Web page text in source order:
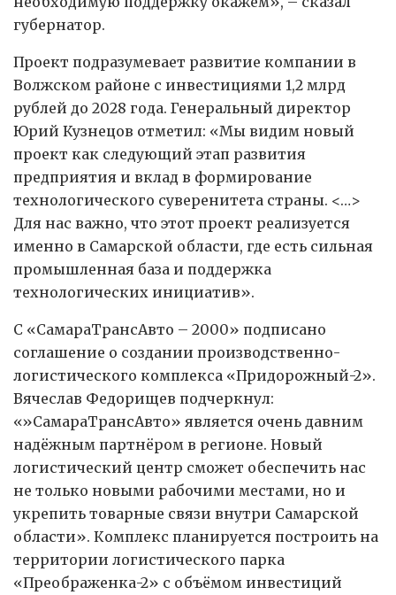
губернатор.
Проект подразумевает развитие компании в
Волжском районе с инвестициями 1,2 млрд
рублей до 2028 года. Генеральный директор
Юрий Кузнецов отметил: «Мы видим новый
проект как следующий этап развития
предприятия и вклад в формирование
технологического суверенитета страны. <…>
Для нас важно, что этот проект реализуется
именно в Самарской области, где есть сильная
промышленная база и поддержка
технологических инициатив».
С «СамараТрансАвто – 2000» подписано
соглашение о создании производственно-
логистического комплекса «Придорожный-2».
Вячеслав Федорищев подчеркнул:
«»СамараТрансАвто» является очень давним
надёжным партнёром в регионе. Новый
логистический центр сможет обеспечить нас
не только новыми рабочими местами, но и
укрепить товарные связи внутри Самарской
области». Комплекс планируется построить на
территории логистического парка
«Преображенка-2» с объёмом инвестиций